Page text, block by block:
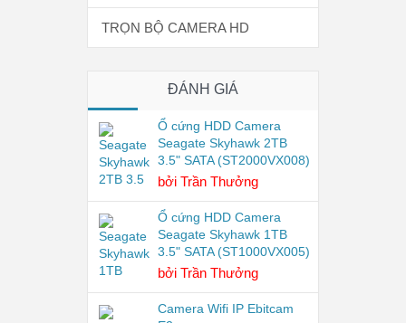
TRỌN BỘ CAMERA HD
ĐÁNH GIÁ
Ổ cứng HDD Camera
Seagate Skyhawk 2TB
3.5" SATA (ST2000VX008)
bởi Trần Thưởng
Ổ cứng HDD Camera
Seagate Skyhawk 1TB
3.5" SATA (ST1000VX005)
bởi Trần Thưởng
Camera Wifi IP Ebitcam